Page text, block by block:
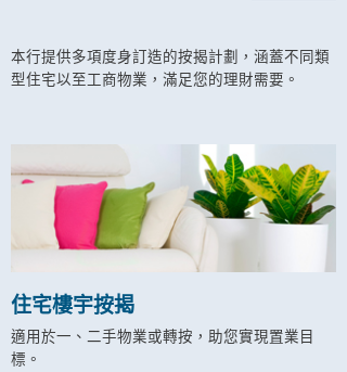
本行提供多項度身訂造的按揭計劃，涵蓋不同類
型住宅以至工商物業，滿足您的理財需要。
住宅樓宇按揭
適用於一、二手物業或轉按，助您實現置業目
標。